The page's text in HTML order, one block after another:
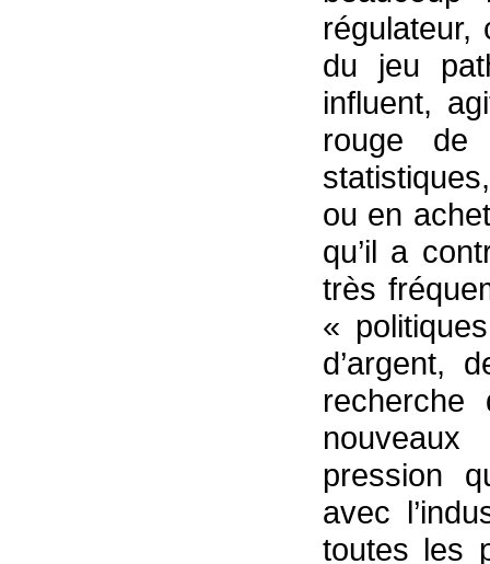
régulateur,
du jeu
influent,
rouge de
ou en
qu’il a
très
«
d’argent,
pression
avec
toutes les